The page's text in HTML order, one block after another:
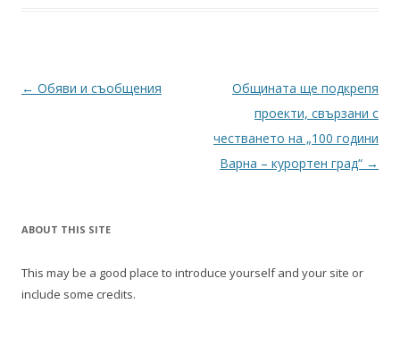
Post
← Обяви и съобщения
Общината ще подкрепя
проекти, свързани с
честването на „100 години
Варна – курортен град“ →
ABOUT THIS SITE
This may be a good place to introduce yourself and your site or
include some credits.